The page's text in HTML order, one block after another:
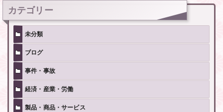
カテゴリー
未分類
ブログ
事件・事故
経済・産業・労働
製品・商品・サービス